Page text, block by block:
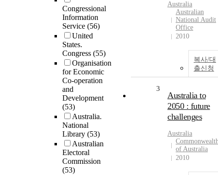
Congressional
Information
Service (56)
United
States.
Congress (55)
Organisation
for Economic
Co-operation
and
Development
(53)
Australia.
National
Library (53)
Australian
Electoral
Commission
(53)
Australia
Australian
National Audit
Office
2010
복사/대
출신청
3
Australia to
2050 : future
challenges
Australia
of Australia
2010